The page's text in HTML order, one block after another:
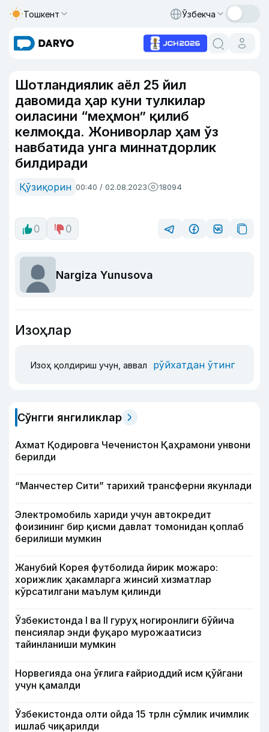
Тошкент Ўзбекча
Шотландиялик аёл 25 йил
давомида ҳар куни тулкилар
оиласини “меҳмон” қилиб
келмоқда. Жониворлар ҳам ўз
навбатида унга миннатдорлик
билдиради
Қўзиқорин 00:40 / 02.08.2023 18094
0 0
Nargiza Yunusova
Изоҳлар
Изоҳ қолдириш учун, аввал рўйхатдан ўтинг
Сўнгги янгиликлар
Ахмат Қодировга Чеченистон Қаҳрамони унвони
берилди
“Манчестер Сити” тарихий трансферни якунлади
Электромобиль хариди учун автокредит
фоизининг бир қисми давлат томонидан қоплаб
берилиши мумкин
Жанубий Корея футболида йирик можаро:
хорижлик ҳакамларга жинсий хизматлар
кўрсатилгани маълум қилинди
Ўзбекистонда I ва II гуруҳ ногиронлиги бўйича
пенсиялар энди фуқаро мурожаатисиз
тайинланиши мумкин
Норвегияда она ўғлига ғайриоддий исм қўйгани
учун қамалди
Ўзбекистонда олти ойда 15 трлн сўмлик ичимлик
ишлаб чиқарилди